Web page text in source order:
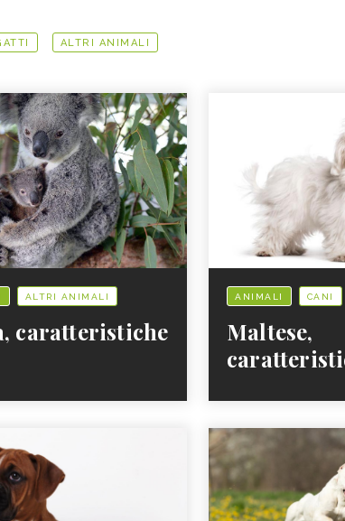
ALTRI ANIMALI
ALTRI ANIMALI
caratteristiche
ANIMALI CANI
Maltese,